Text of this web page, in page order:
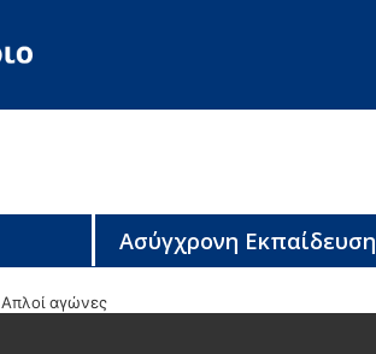
Ασύγχρονη Εκπαίδευση
Απλοί αγώνες